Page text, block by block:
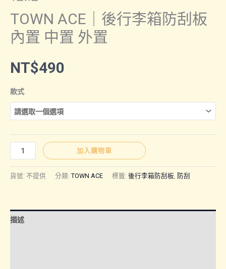
TOWN ACE｜後行李箱防刮板
內置 中置 外置
NT$490
款式
TOWN
ACE
｜
李
加入購物車
貨號: 不提供 分類: TOWN ACE 標籤: 後行李箱防刮板, 防刮
描述